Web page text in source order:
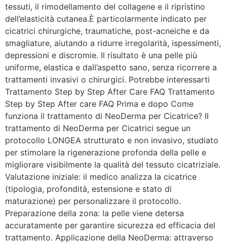
tessuti, il rimodellamento del collagene e il ripristino
dell’elasticità cutanea.È particolarmente indicato per
cicatrici chirurgiche, traumatiche, post-acneiche e da
smagliature, aiutando a ridurre irregolarità, ispessimenti,
depressioni e discromie. Il risultato è una pelle più
uniforme, elastica e dall’aspetto sano, senza ricorrere a
trattamenti invasivi o chirurgici. Potrebbe interessarti
Trattamento Step by Step After Care FAQ Trattamento
Step by Step After care FAQ Prima e dopo Come
funziona il trattamento di NeoDerma per Cicatrice? Il
trattamento di NeoDerma per Cicatrici segue un
protocollo LONGEA strutturato e non invasivo, studiato
per stimolare la rigenerazione profonda della pelle e
migliorare visibilmente la qualità del tessuto cicatriziale.
Valutazione iniziale: il medico analizza la cicatrice
(tipologia, profondità, estensione e stato di
maturazione) per personalizzare il protocollo.
Preparazione della zona: la pelle viene detersa
accuratamente per garantire sicurezza ed efficacia del
trattamento. Applicazione della NeoDerma: attraverso